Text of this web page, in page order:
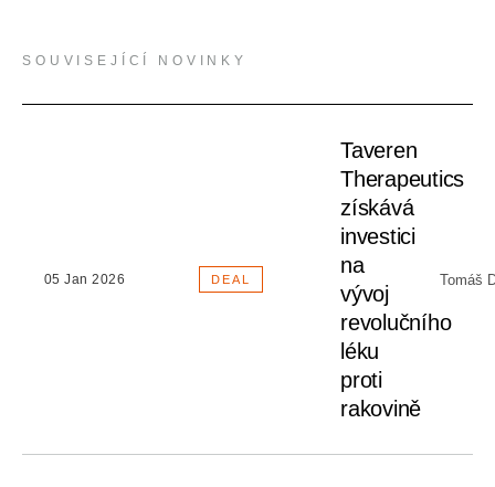
SOUVISEJÍCÍ NOVINKY
05 Jan 2026 DEAL
Taveren
Therapeutics
získává
investici
na
vývoj
revolučního
léku
proti
rakovině
Tomáš